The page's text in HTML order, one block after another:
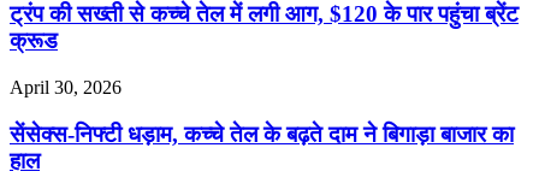
ट्रंप की सख्ती से कच्चे तेल में लगी आग, $120 के पार पहुंचा ब्रेंट
क्रूड
April 30, 2026
सेंसेक्स-निफ्टी धड़ाम, कच्चे तेल के बढ़ते दाम ने बिगाड़ा बाजार का
हाल